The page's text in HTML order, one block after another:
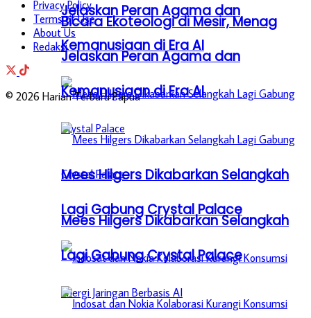
Jelaskan Peran Agama dan
Kemanusiaan di Era AI
Mees Hilgers Dikabarkan Selangkah
Lagi Gabung Crystal Palace
Bicara Ekoteologi di Mesir, Menag
Jelaskan Peran Agama dan
Kemanusiaan di Era AI
Mees Hilgers Dikabarkan Selangkah
Lagi Gabung Crystal Palace
Privacy Policy
Terms of Use
About Us
Redaksi
© 2026 Harian Terbaru Papua